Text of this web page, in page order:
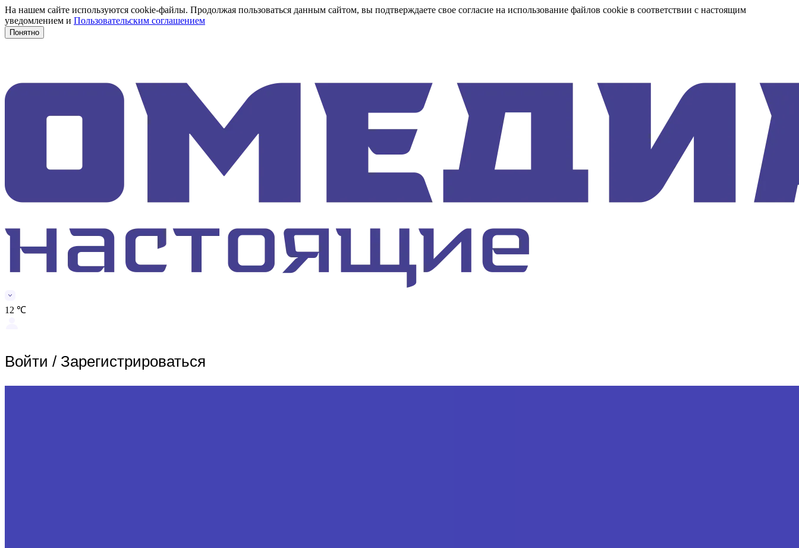
На нашем сайте используются cookie-файлы. Продолжая пользоваться данным сайтом, вы подтверждаете свое согласие на использование файлов cookie в соответствии с настоящим
уведомлением и Пользовательским соглашением
Понятно
12 ℃
Войти / Зарегистрироваться